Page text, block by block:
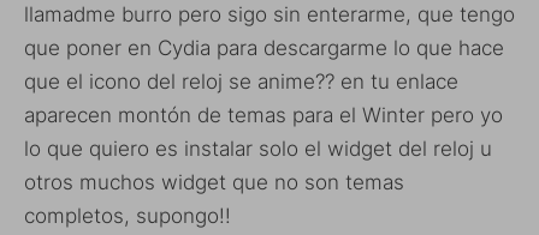
llamadme burro pero sigo sin enterarme, que tengo
que poner en Cydia para descargarme lo que hace
que el icono del reloj se anime?? en tu enlace
aparecen montón de temas para el Winter pero yo
lo que quiero es instalar solo el widget del reloj u
otros muchos widget que no son temas
completos, supongo!!